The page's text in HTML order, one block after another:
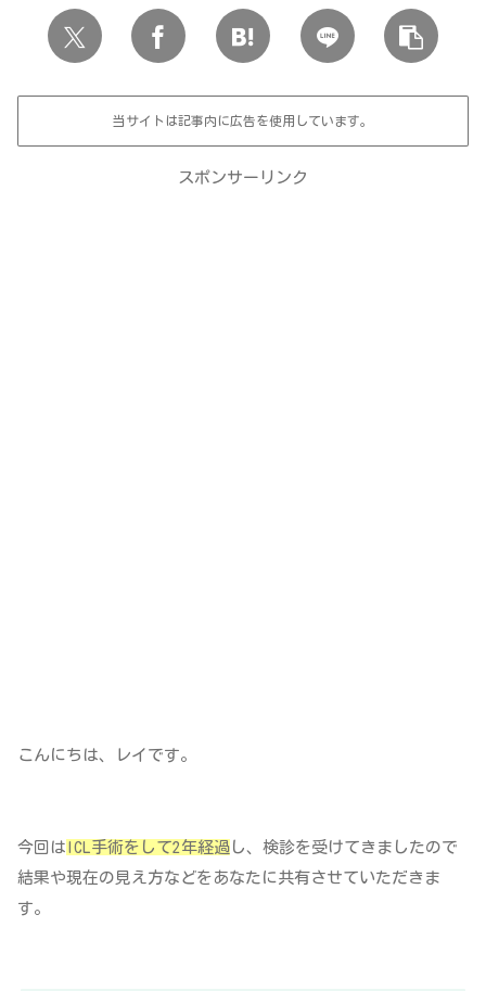
当サイトは記事内に広告を使用しています。
スポンサーリンク
こんにちは、レイです。
今回は ICL手術をして2年経過 し、検診を受けてきましたので
結果や現在の見え方などをあなたに共有させていただきま
す。